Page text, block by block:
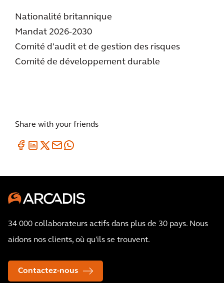
Nationalité britannique
Mandat 2026-2030
Comité d'audit et de gestion des risques
Comité de développement durable
Share with your friends
34 000 collaborateurs actifs dans plus de 30 pays. Nous
aidons nos clients, où qu'ils se trouvent.
Contactez-nous